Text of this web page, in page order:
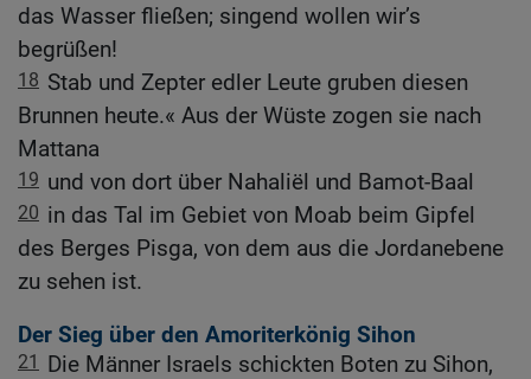
das Wasser fließen; singend wollen wir’s
begrüßen!
18 Stab und Zepter edler Leute gruben diesen
Brunnen heute.« Aus der Wüste zogen sie nach
Mattana
19 und von dort über Nahaliël und Bamot-Baal
20 in das Tal im Gebiet von Moab beim Gipfel
des Berges Pisga, von dem aus die Jordanebene
zu sehen ist.
Der Sieg über den Amoriterkönig Sihon
21 Die Männer Israels schickten Boten zu Sihon,